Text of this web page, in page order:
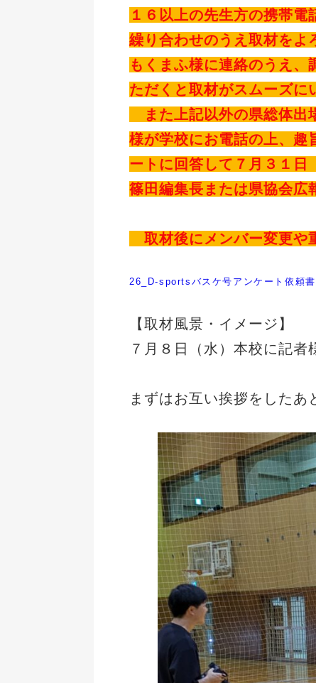
１６以上の先生方の携帯
繰り合わせのうえ取材をよ
もくまふ様に連絡のうえ
ただくと取材がスムーズに
また上記以外の県総体
様が学校にお電話の上、趣
ートに回答して７月３１日
篠田編集長または県協会広
取材後にメンバー変更や
26_D-sportsバスケ号アンケート依頼書
【取材風景・イメージ】
７月８日（水）本校に記者
まずはお互い挨拶をしたあ